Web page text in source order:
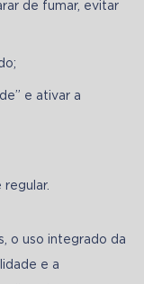
de fumar, evitar
e ativar a
o uso integrado da
e a